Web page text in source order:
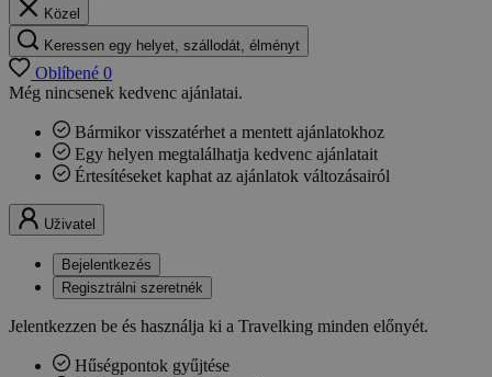
Közel
Keressen egy helyet, szállodát, élményt
Oblíbené 0
Még nincsenek kedvenc ajánlatai.
Bármikor visszatérhet a mentett ajánlatokhoz
Egy helyen megtalálhatja kedvenc ajánlatait
Értesítéseket kaphat az ajánlatok változásairól
Uživatel
Bejelentkezés
Regisztrálni szeretnék
Jelentkezzen be és használja ki a Travelking minden előnyét.
Hűségpontok gyűjtése